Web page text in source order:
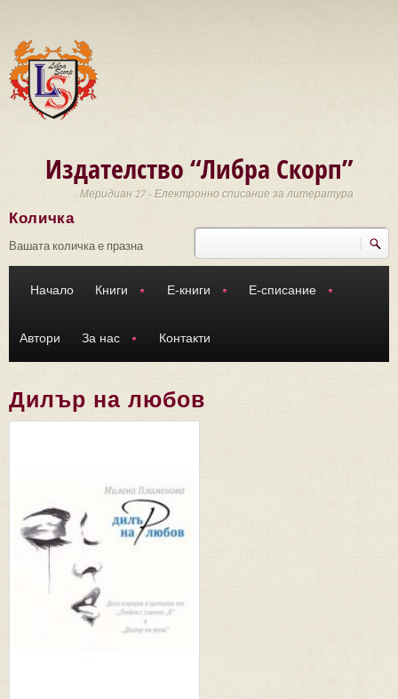
Издателство “Либра Скорп”
Меридиан 27 - Електронно списание за литература
Търси
Количка
Вашата количка е празна
Начало Книги Е-книги Е-списание
Автори За нас Контакти
Дилър на любов